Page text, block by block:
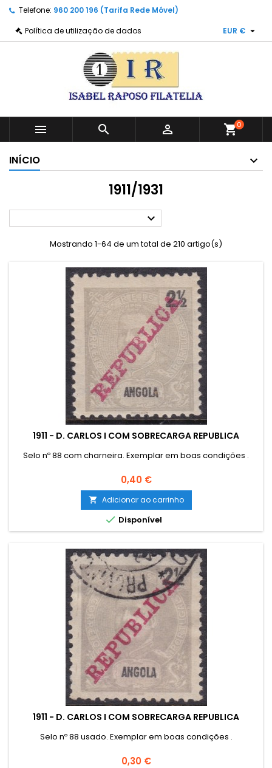
Telefone: 960 200 196 (Tarifa Rede Móvel)
Política de utilização de dados
EUR € 
   shopping_cart0
INÍCIO
1911/1931

Mostrando 1-64 de um total de 210 artigo(s)
1911 - D. CARLOS I COM SOBRECARGA REPUBLICA
Selo nº 88 com charneira. Exemplar em boas condições .
Preço
0,40 €
 Adicionar ao carrinho
 Disponível
1911 - D. CARLOS I COM SOBRECARGA REPUBLICA
Selo nº 88 usado. Exemplar em boas condições .
Preço
0,30 €